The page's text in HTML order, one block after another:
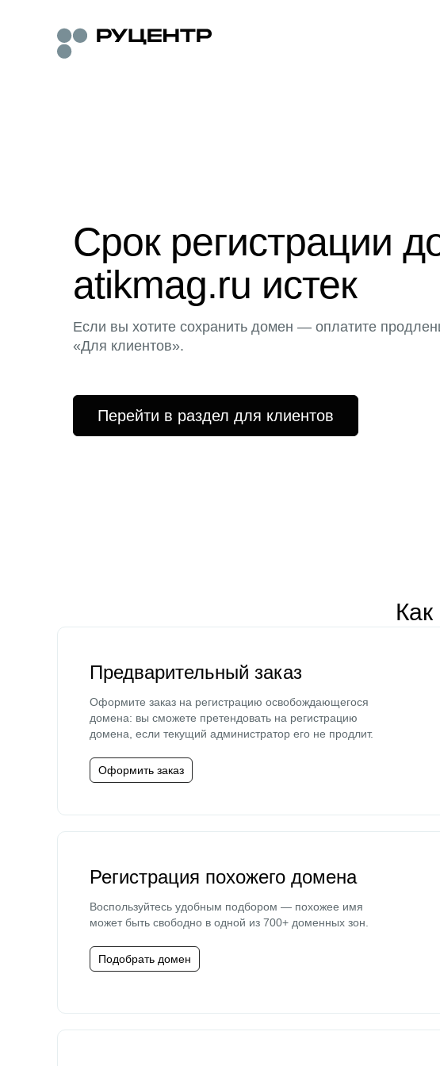
Срок регистрации
atikmag.ru истек
Если вы хотите сохранить домен — оплатите
«Для клиентов».
Перейти в раздел для клиентов
Предварительный заказ
Оформите заказ на регистрацию освобождающегося
домена: вы сможете претендовать на регистрацию
домена, если текущий администратор его не продлит.
Оформить заказ
Регистрация похожего домена
Воспользуйтесь удобным подбором — похожее имя
может быть свободно в одной из 700+ доменных зон.
Подобрать домен